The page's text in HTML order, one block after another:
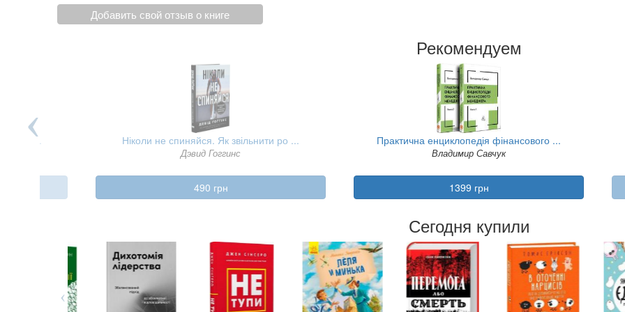
Добавить свой отзыв о книге
Рекомендуем
нашо ... Ніколи не спиняйся. Як звільнити ро ...
Дэвид Гоггинс
490 грн
Практична енциклопедія фінансового ...
Владимир Савчук
1399 грн
Сегодня купили